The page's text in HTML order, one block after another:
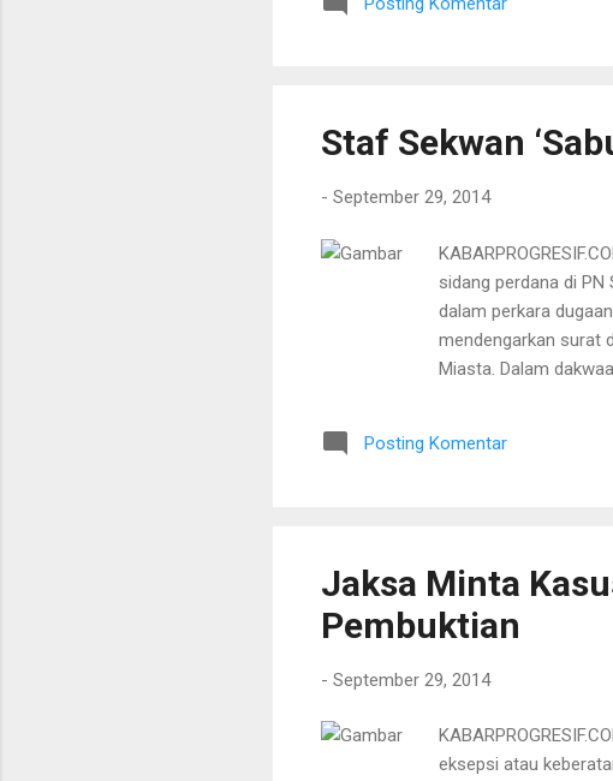
terdakwa Zaini jelas-
Staf Sekwan
- September 29, 2014
sidang perdana di
dalam perkara
mendengarkan surat
Miasta. Dalam
terdakwa dihentikan
Posting Komentar
Jaksa Minta
Pembuktian
- September 29, 2014
eksepsi atau